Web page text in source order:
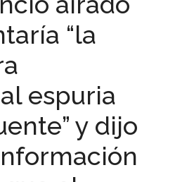
“la
espuria
y dijo